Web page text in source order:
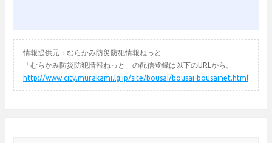
情報提供元：むらかみ防災防犯情報ねっと
「むらかみ防災防犯情報ねっと」の配信登録は以下のURLから。
http://www.city.murakami.lg.jp/site/bousai/bousai-bousainet.html